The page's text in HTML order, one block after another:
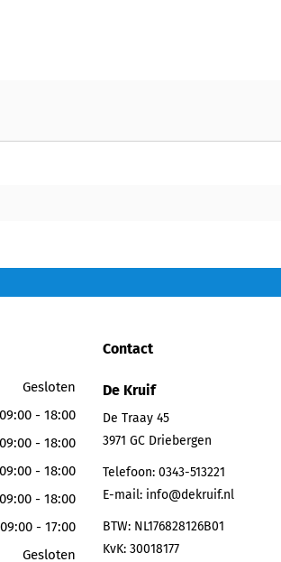
Gesloten
09:00 - 18:00
09:00 - 18:00
09:00 - 18:00
09:00 - 18:00
09:00 - 17:00
Gesloten
Contact
De Kruif
De Traay 45
3971 GC Driebergen
Telefoon: 0343-513221
E-mail: info@dekruif.nl
BTW: NL176828126B01
KvK: 30018177